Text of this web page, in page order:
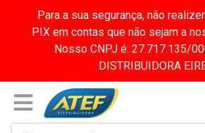
Para a sua segurança, não
PIX em contas que não sejam a
Nosso CNPJ é: 27.717.135/
DISTRIBUIDORA